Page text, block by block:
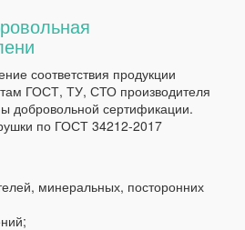
соответствия продукции
ГОСТ, ТУ, СТО производителя
добровольной сертификации.
по ГОСТ 34212-2017
минеральных, посторонних